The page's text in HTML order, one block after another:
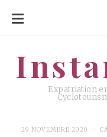
ALLER
CONTENU
Expatriation
29 NOVEMBRE 2020